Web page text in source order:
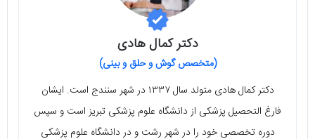
دکتر کمال هادی
(متخصص گوش و حلق و بینی)
دکتر کمال هادی متولد سال ۱۳۳۷ در شهر سنندج است. ایشان
فارغ التحصیل پزشکی از دانشگاه علوم پزشکی تبریز است و سپس
دوره تخصصی خود را در شهر رشت و در دانشگاه علوم پزشکی